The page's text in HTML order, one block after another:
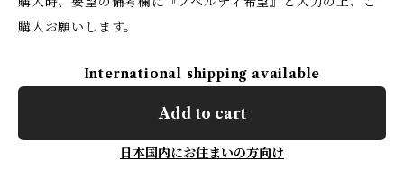
購入お願いします。
International shipping available
Add to cart
日本国内にお住まいの方向け